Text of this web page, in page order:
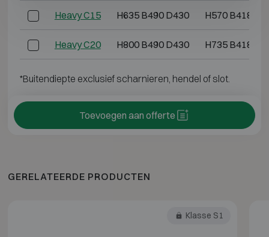
Heavy C15 H635 B490 D430 H570 B418
Heavy C20 H800 B490 D430 H735 B418
*Buitendiepte exclusief scharnieren, hendel of slot.
Toevoegen aan offerte
GERELATEERDE PRODUCTEN
Klasse S1